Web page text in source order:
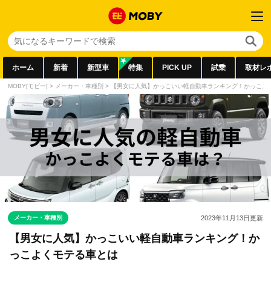
ホーム 新着 新型車 特集 PICK UP 試乗 取材レ
MOBY[モビー] > メーカー・車種別 > 【男女に人気】かっこいい軽自動車ランキング！かっこよ
メーカー・車種別 2023年11月13日更新
【男女に人気】かっこいい軽自動車ランキング！か
っこよくモテる車とは